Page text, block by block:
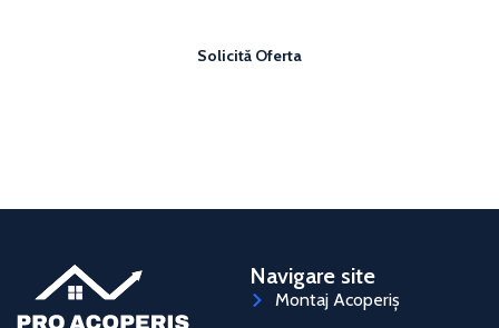
Solicită Oferta
Navigare site
Montaj Acoperiș